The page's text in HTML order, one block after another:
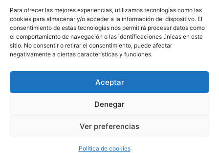
Para ofrecer las mejores experiencias, utilizamos tecnologías como las
cookies para almacenar y/o acceder a la información del dispositivo. El
consentimiento de estas tecnologías nos permitirá procesar datos como
el comportamiento de navegación o las identificaciones únicas en este
sitio. No consentir o retirar el consentimiento, puede afectar
negativamente a ciertas características y funciones.
Aceptar
Denegar
Ver preferencias
Política de cookies
CONTACTA CON NOSOTROS
© 2026 Todos los derechos reservados. Culturamanía